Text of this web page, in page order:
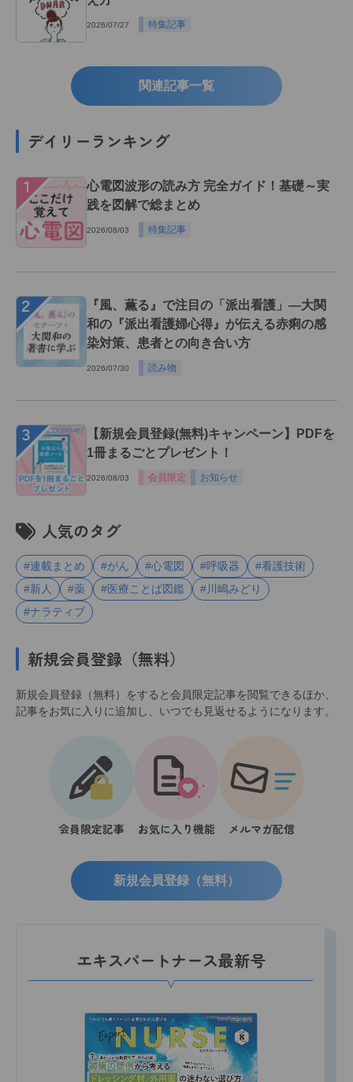
2026/07/27 特集記事
関連記事一覧
デイリーランキング
１
心電図波形の読み方 完全ガイド！基礎～実
践を図解で総まとめ
2026/08/03 特集記事
２
『風、薫る』で注目の「派出看護」―大関
和の『派出看護婦心得』が伝える赤痢の感
染対策、患者との向き合い方
2026/07/30 読み物
３
【新規会員登録(無料)キャンペーン】PDFを
1冊まるごとプレゼント！
2026/08/03 会員限定 お知らせ
人気のタグ
#連載まとめ #がん #心電図 #呼吸器
#看護技術
#新人
#薬 #医療ことば図鑑
#川嶋みどり
#ナラティブ
新規会員登録（無料）
新規会員登録（無料）をすると会員限定記事を閲覧できるほか、
記事をお気に入りに追加し、いつでも見返せるようになります。
会員限定記事 お気に入り機能 メルマガ配信
新規会員登録（無料）
エキスパートナース最新号